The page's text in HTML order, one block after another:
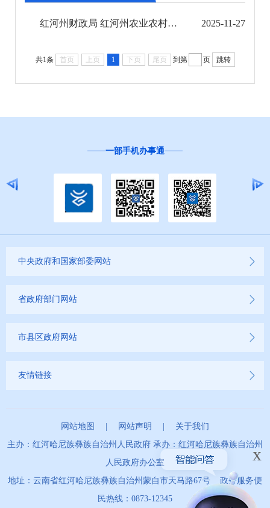
第十一期
州政府文件
州政府办公室文件
第十二期
2021年
2020年
红河州财政局 红河州农业农村局 红河州林业和草原局 国家金融监督管理总局红河监管分局关于废... 2025-11-27
共1条 首页 上页 1 下页 尾页 到第 页 跳转
一部手机办事通
中央政府和国家部委网站
省政府部门网站
市县区政府网站
友情链接
网站地图 | 网站声明 | 关于我们
主办：红河哈尼族彝族自治州人民政府 承办：红河哈尼族彝族自治州
人民政府办公室
地址：云南省红河哈尼族彝族自治州蒙自市天马路67号 政务服务便
民热线：0873-12345
x